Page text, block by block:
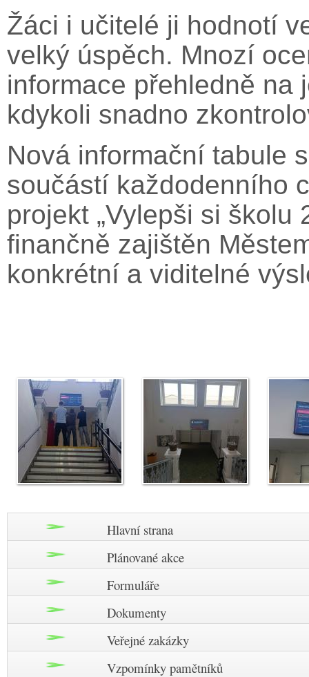
Žáci i učitelé ji hodnotí
velký úspěch. Mnozí
informace přehledně na
kdykoli snadno
Nová informační tabule
součástí každodenního
projekt „Vylepši si školu
finančně zajištěn
konkrétní a viditelné
Hlavní strana
Plánované akce
Formuláře
Dokumenty
Veřejné zakázky
Vzpomínky pamětníků